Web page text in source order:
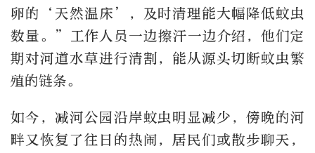
卵的‘天然温床’，及时清理能大幅降低蚊虫
数量。”工作人员一边擦汗一边介绍，他们定
期对河道水草进行清割，能从源头切断蚊虫繁
殖的链条。
如今，减河公园沿岸蚊虫明显减少，傍晚的河
畔又恢复了往日的热闹，居民们或散步聊天，